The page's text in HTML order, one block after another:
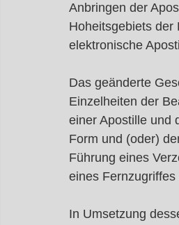
Anbringen der
Hoheitsgebiets der
elektronische
Das geänderte
Einzelheiten der
einer Apostille und
Form und (oder)
Führung eines
eines
In Umsetzung